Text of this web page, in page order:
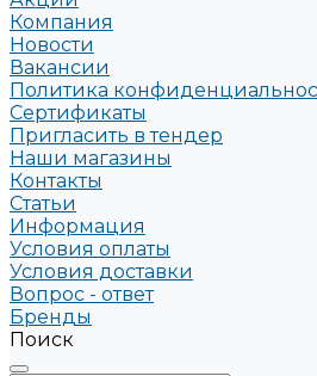
Компания
Новости
Вакансии
Политика
Сертификаты
Пригласить в тендер
Наши магазины
Контакты
Статьи
Информация
Условия оплаты
Условия доставки
Вопрос - ответ
Бренды
Поиск